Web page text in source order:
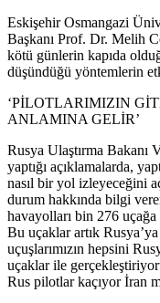
Eskişehir Osmangazi
Başkanı Prof. Dr. Melih
kötü günlerin kapıda
düşündüğü yöntemlerin
‘PİLOTLARIMIZIN
ANLAMINA GELİR’
Rusya Ulaştırma Bakanı
yaptığı açıklamalarda,
nasıl bir yol izleyeceğini
durum hakkında bilgi
havayolları bin 276
Bu uçaklar artık
uçuşlarımızın hepsini
uçaklar ile
Rus pilotlar kaçıyor İran